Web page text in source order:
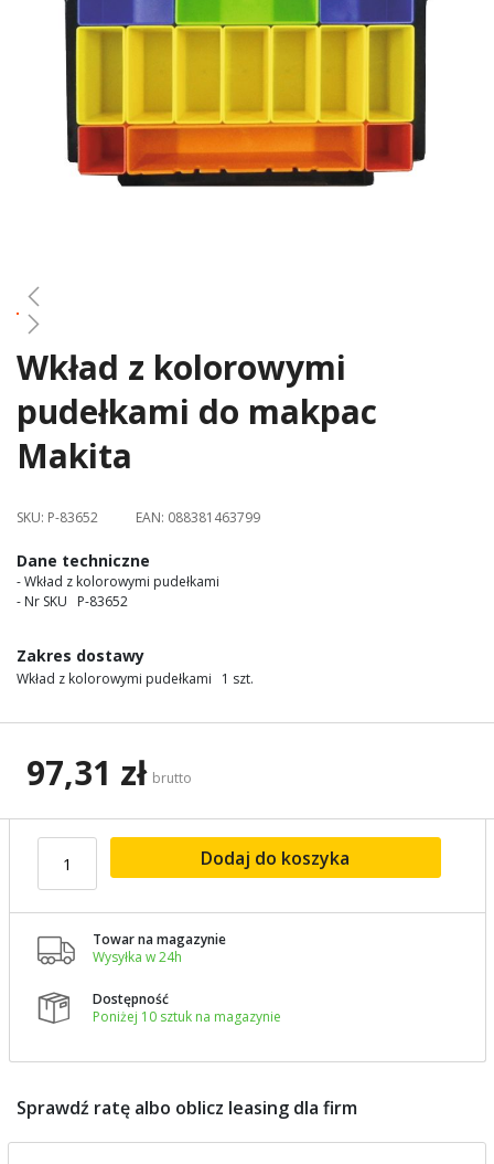
gallery
Skip
the
beginning
of
images
Wkład z kolorowymi
pudełkami do makpac
Makita
SKU: P-83652 EAN: 088381463799
Dane techniczne
- Wkład z kolorowymi pudełkami
- Nr SKU P-83652
Zakres dostawy
Wkład z kolorowymi pudełkami 1 szt.
97,31 zł brutto
Dodaj do koszyka

Towar na magazynie
Wysyłka w 24h

Dostępność
Poniżej 10 sztuk na magazynie
Sprawdź ratę albo oblicz leasing dla firm